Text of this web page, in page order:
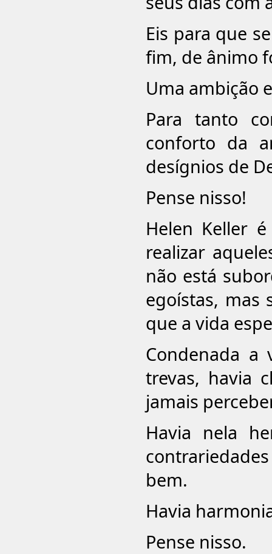
Eis para que
fim, de ânimo
Uma ambição
Para tanto
conforto da
desígnios de
Pense nisso!
Helen Keller
realizar
não está
egoístas, mas
que a vida
Condenada
trevas, havia
jamais
Havia nela
bem.
Havia
Pense nisso.